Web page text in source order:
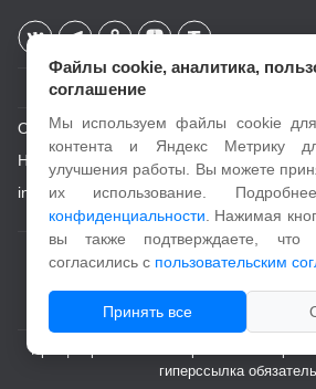
О проекте
Новости
info@mosbilet.ru
Пользовательское
Политика
При цитировании и копировании
гиперссылка
Файлы cookie, аналитика,
соглашение
Мы используем файлы cookie для
контента и Яндекс Метрику
улучшения работы. Вы можете
их использование.
конфиденциальности . Нажимая
вы также подтверждаете, что
согласились с пользовательским
Принять все